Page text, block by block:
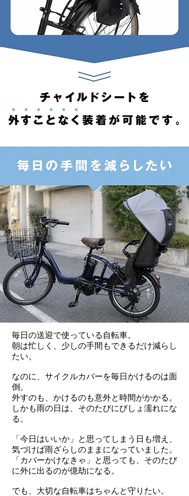
毎日の送迎で使っている自転車。
朝は忙しく、少しの手間もできるだけ減らし
たい。
なのに、サイクルカバーを毎日かけるのは面
倒。
外すのも、かけるのも意外と時間がかかる。
しかも雨の日は、そのたびにびしょ濡れにな
る。
「今日はいいか」と思ってしまう日も増え、
気づけば雨ざらしのままになっていました。
「カバーかけなきゃ」と思っても、そのたび
に外に出るのが億劫になる。
でも、大切な自転車はちゃんと守りたい。